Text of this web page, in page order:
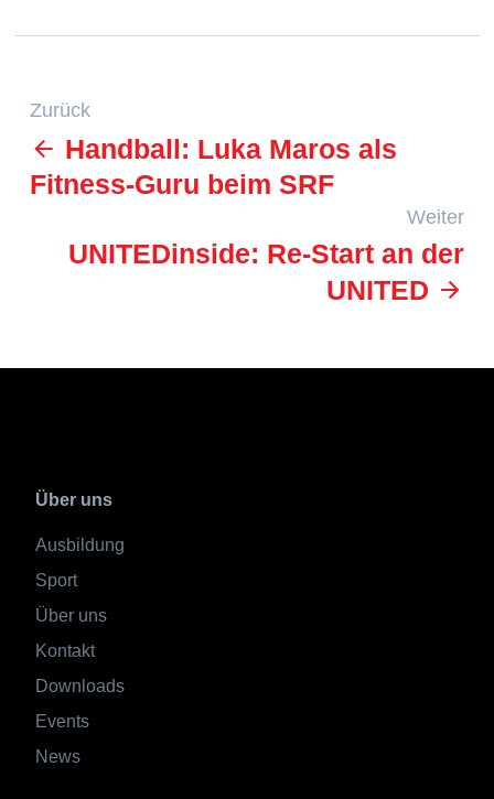
Zurück
Handball: Luka Maros als
Fitness-Guru beim SRF
Weiter
UNITEDinside: Re-Start an der
UNITED
Über uns
Ausbildung
Sport
Über uns
Kontakt
Downloads
Events
News